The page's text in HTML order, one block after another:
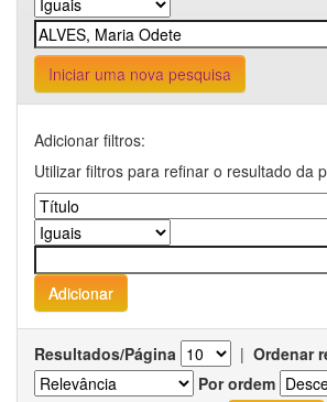
Iniciar uma nova pesquisa
Adicionar filtros:
Utilizar filtros para refinar o resultado da
Resultados/Página | Ordenar
Por ordem